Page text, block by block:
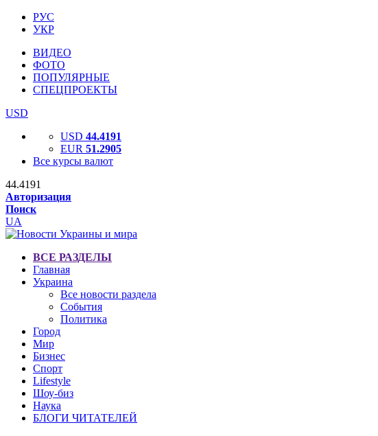
РУС
УКР
ВИДЕО
ФОТО
ПОПУЛЯРНЫЕ
СПЕЦПРОЕКТЫ
USD
USD 44.4191
EUR 51.2905
Все курсы валют
44.4191
Авторизация
Поиск
UA
ВСЕ РАЗДЕЛЫ
Главная
Украина
Все новости раздела
События
Политика
Город
Мир
Бизнес
Спорт
Lifestyle
Шоу-биз
Наука
БЛОГИ ЧИТАТЕЛЕЙ